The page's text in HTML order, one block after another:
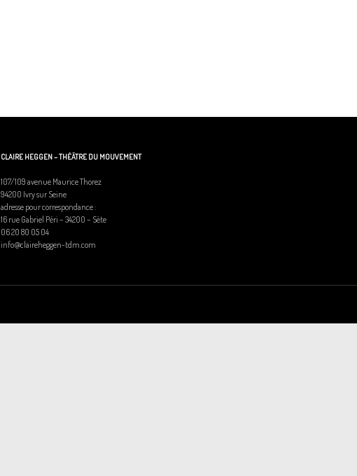
CLAIRE HEGGEN – THÉÂTRE DU MOUVEMENT
107/109 avenue Maurice Thorez
94200 Ivry sur Seine
adresse pour correspondance :
16 rue Gabriel Péri – 34200 – Sète
06 20 80 05 04
info@claireheggen-tdm.com